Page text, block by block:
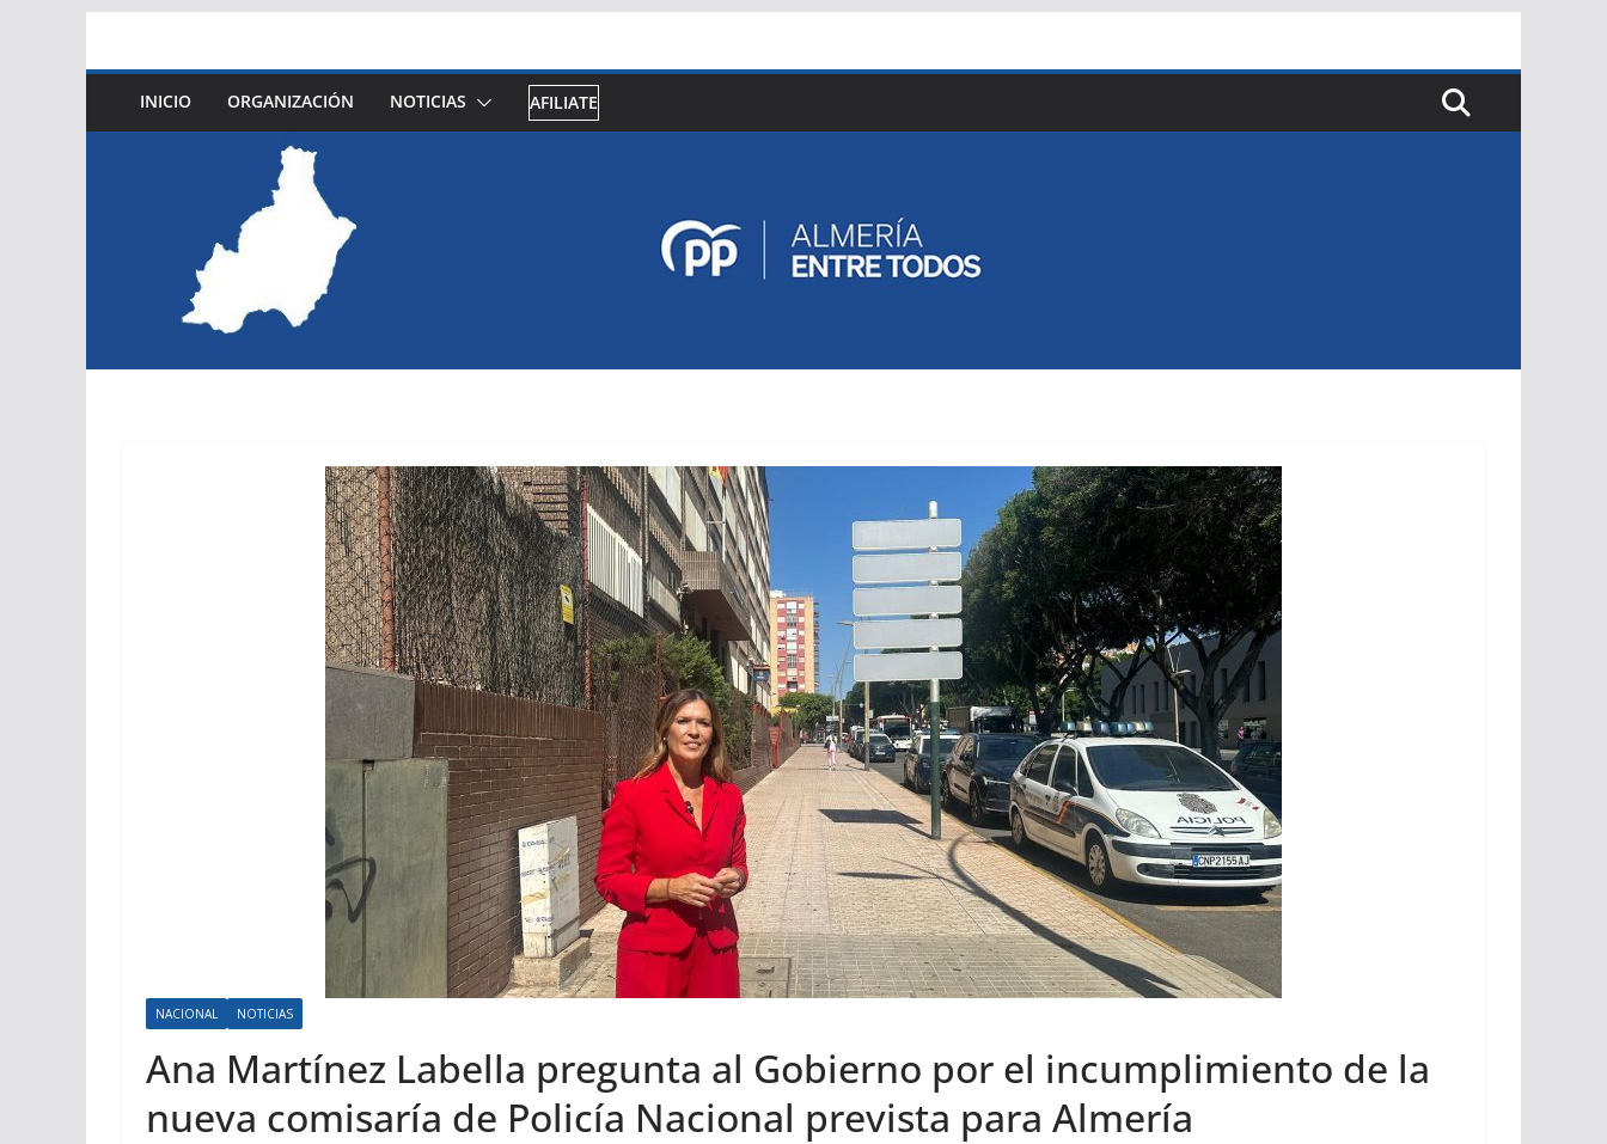
contenido
INICIO ORGANIZACIÓN NOTICIAS AFILIATE
NACIONAL NOTICIAS
Ana Martínez Labella pregunta al Gobierno por el incumplimiento de la
nueva comisaría de Policía Nacional prevista para Almería